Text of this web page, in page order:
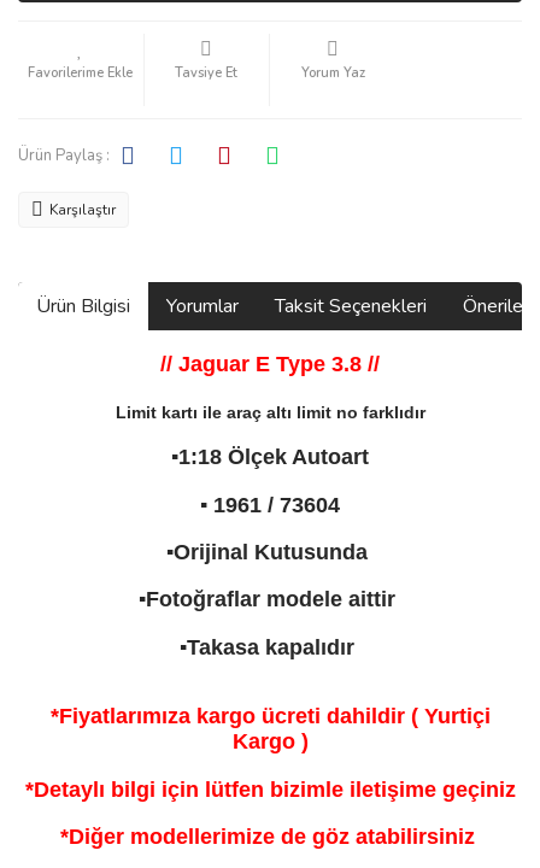
Tavsiye Et Yorum Yaz
Ürün Paylaş :
Karşılaştır
Ürün Bilgisi Yorumlar Taksit Seçenekleri
// Jaguar E Type 3.8 //
Limit kartı ile araç altı limit no farklıdır
▪️1:18 Ölçek Autoart
▪️ 1961 / 73604
▪️Orijinal Kutusunda
▪️Fotoğraflar modele aittir
▪️Takasa kapalıdır
*Fiyatlarımıza kargo ücreti dahildir ( Yurtiçi
Kargo )
*Detaylı bilgi için lütfen bizimle iletişime geçiniz
*Diğer modellerimize de göz atabilirsiniz